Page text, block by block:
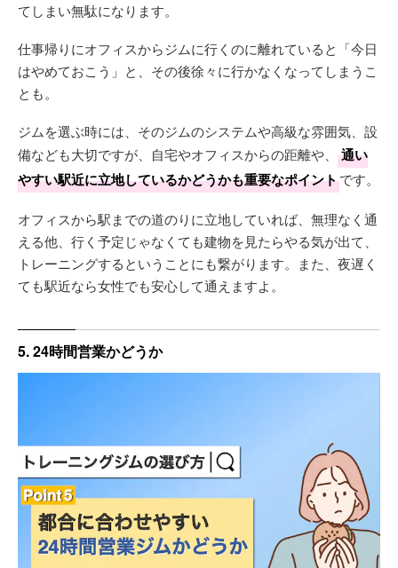
てしまい無駄になります。
仕事帰りにオフィスからジムに行くのに離れていると「今日
はやめておこう」と、その後徐々に行かなくなってしまうこ
とも。
ジムを選ぶ時には、そのジムのシステムや高級な雰囲気、設
備なども大切ですが、自宅やオフィスからの距離や、
通い
やすい駅近に立地しているかどうかも重要なポイントです。
オフィスから駅までの道のりに立地していれば、無理なく通
える他、行く予定じゃなくても建物を見たらやる気が出て、
トレーニングするということにも繋がります。また、夜遅く
ても駅近なら女性でも安心して通えますよ。
5. 24時間営業かどうか